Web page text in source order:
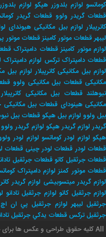
کوماتسو لوازم بلدوزر هپکو لوازم
قطعات گریدر ولوو قطعات گریدر
کاترپیلار لوازم بیل مکانیکی هیوندای
لیبهرقطعات موتور کامینزقطعات موتور
لوازم موتور کامینز قطعات دامپتراک
قطعات دامپتراک ترکس لوازم دامپتراک
لوازم بیل مکانیکی کاترپیلار لوازم بیل
مکانیکی قطعات بیل مکانیکی ولوو
نیوهلند قطعات بیل مکانیکی کاترپیلار
مکانیکی هینودای قطعات بیل مکانیکی
بیل ولوو لوازم بیل هپکوقطعات بیل
گریدر لوازم گریدر هپکو لوازم گریدر ولوو
هپکو لوازم لودر کوماتسو لوازم لودر
قطعات لودر قطعات لودر چینی قطعات
قطعات جرثقیل کاتوقطعات جرثقیل
قطعات موتور کمنز لوازم دامپتراک
لوازم گریدر میتسوبیشی لوازم گریدر
لوازم جرثقيل كاتو لوازم جرثقيل تادانو
جرثقيل ليبهر لوازم جرثقيل پي ان اچ
جرثقيل تركسقطعات يدكي جرثقيل